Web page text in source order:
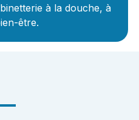
à la douche, à
être.